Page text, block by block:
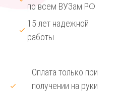
по всем ВУЗам РФ
15 лет надежной
работы
Оплата только при
получении на руки